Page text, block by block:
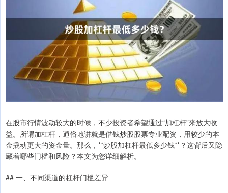
在股市行情波动较大的时候，不少投资者希望通过“加杠杆”来放大收
益。所谓加杠杆，通俗地讲就是借钱炒股股票专业配资，用较少的本
金撬动更大的资金量。那么，**炒股加杠杆最低多少钱**？这背后又隐
藏着哪些门槛和风险？本文为您详细解析。
## 一、不同渠道的杠杆门槛差异